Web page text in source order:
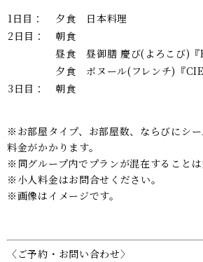
1日目：
夕食 日本料理
2日目：
朝食
昼食 昼御膳 慶び(よろこび)『
夕食 ボヌール(フレンチ)『
3日目：
朝食
※お部屋タイプ、お部屋数、ならびにシ
料金がかかります。
※同グループ内でプランが混在することは
※小人料金はお問合せください。
※画像はイメージです。
〈ご予約・お問い合わせ〉